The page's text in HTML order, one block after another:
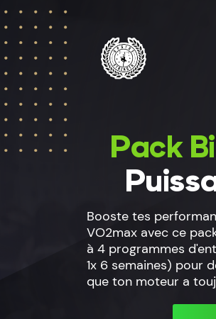
Pack
Booste tes
VO2max avec ce
à 4 programmes
1x 6 semaines) pour
que ton moteur a